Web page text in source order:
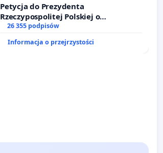
Petycja do Prezydenta
Rzeczypospolitej Polskiej o
zawetowanie ustawy „Lex Szarlatan”
26 355 podpisów
Informacja o przejrzystości